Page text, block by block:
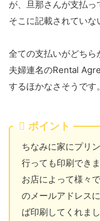
が、旦那さんが支払
そこに記載されていな
全ての支払いがどちら
夫婦連名のRental
するほかなさそうです。
ポイント
ちなみに家にプリ
行っても印刷でき
お店によって様々
のメールアドレス
ば印刷してくれまし